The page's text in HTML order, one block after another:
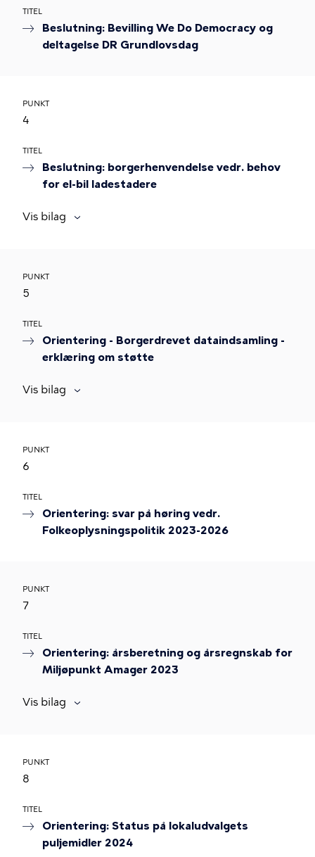
TITEL
Beslutning: Bevilling We Do Democracy og
deltagelse DR Grundlovsdag
PUNKT
4
TITEL
Beslutning: borgerhenvendelse vedr. behov
for el-bil ladestadere
Vis bilag
PUNKT
5
TITEL
Orientering - Borgerdrevet dataindsamling -
erklæring om støtte
Vis bilag
PUNKT
6
TITEL
Orientering: svar på høring vedr.
Folkeoplysningspolitik 2023-2026
PUNKT
7
TITEL
Orientering: årsberetning og årsregnskab for
Miljøpunkt Amager 2023
Vis bilag
PUNKT
8
TITEL
Orientering: Status på lokaludvalgets
puljemidler 2024